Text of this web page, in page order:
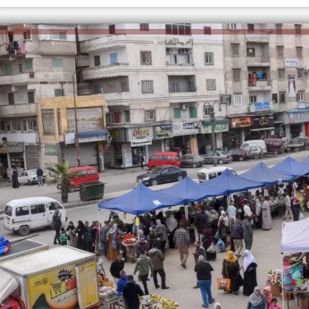
إلهام شرشر تكـــتب: دروس الهجرة
نبراس فى ظلمة المحنة
إلهــام شرشر تكتب: قصة عيسى بن
مريم [عليهما السلام]